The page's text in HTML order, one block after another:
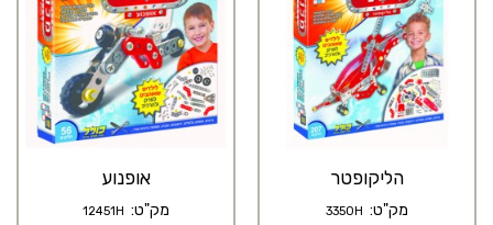
אופנוע
מק"ט: 12451H
הליקופטר
מק"ט: 3350H